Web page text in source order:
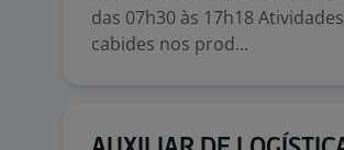
das 07h30 às 17h18
cabides nos prod...